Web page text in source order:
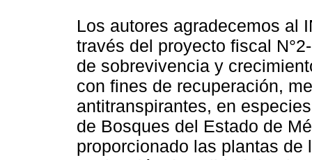
Los autores agradecemos al
través del proyecto fiscal
de sobrevivencia y
con fines de recuperación,
antitranspirantes, en
de Bosques del Estado de
proporcionado las plantas